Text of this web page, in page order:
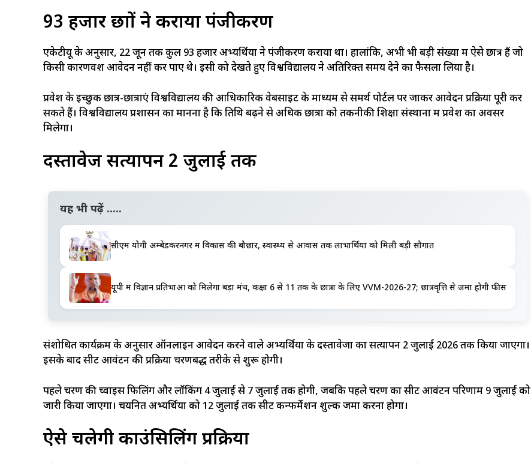
93 हजार छात्रों ने कराया पंजीकरण
एकेटीयू के अनुसार, 22 जून तक कुल 93 हजार अभ्यर्थियों ने पंजीकरण कराया था। हालांकि, अभी भी बड़ी संख्या में ऐसे छात्र हैं जो
किसी कारणवश आवेदन नहीं कर पाए थे। इसी को देखते हुए विश्वविद्यालय ने अतिरिक्त समय देने का फैसला लिया है।
प्रवेश के इच्छुक छात्र-छात्राएं विश्वविद्यालय की आधिकारिक वेबसाइट के माध्यम से समर्थ पोर्टल पर जाकर आवेदन प्रक्रिया पूरी कर
सकते हैं। विश्वविद्यालय प्रशासन का मानना है कि तिथि बढ़ने से अधिक छात्रों को तकनीकी शिक्षा संस्थानों में प्रवेश का अवसर
मिलेगा।
दस्तावेज सत्यापन 2 जुलाई तक
यह भी पढ़ें .....
सीएम योगी अम्बेडकरनगर में विकास की बौछार, स्वास्थ्य से आवास तक लाभार्थियों को मिली बड़ी सौगात
यूपी में विज्ञान प्रतिभाओं को मिलेगा बड़ा मंच, कक्षा 6 से 11 तक के छात्रों के लिए VVM-2026-27; छात्रवृत्ति से जमा होगी फीस
संशोधित कार्यक्रम के अनुसार ऑनलाइन आवेदन करने वाले अभ्यर्थियों के दस्तावेजों का सत्यापन 2 जुलाई 2026 तक किया जाएगा।
इसके बाद सीट आवंटन की प्रक्रिया चरणबद्ध तरीके से शुरू होगी।
पहले चरण की च्वाइस फिलिंग और लॉकिंग 4 जुलाई से 7 जुलाई तक होगी, जबकि पहले चरण का सीट आवंटन परिणाम 9 जुलाई को
जारी किया जाएगा। चयनित अभ्यर्थियों को 12 जुलाई तक सीट कन्फर्मेशन शुल्क जमा करना होगा।
ऐसे चलेगी काउंसिलिंग प्रक्रिया